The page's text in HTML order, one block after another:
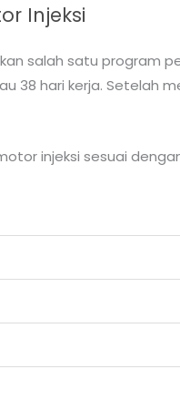
Injeksi
salah satu program
38 hari kerja. Setelah
injeksi sesuai